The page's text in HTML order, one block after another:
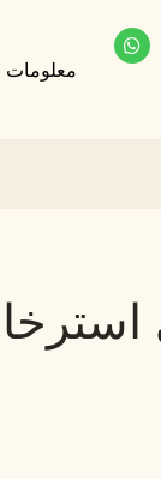
معلومات